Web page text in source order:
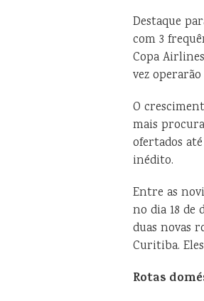
Destaque
com 3
Copa
vez
O
mais
ofertados
inédito.
Entre as
no dia 18 de
duas novas
Curitiba.
Rotas